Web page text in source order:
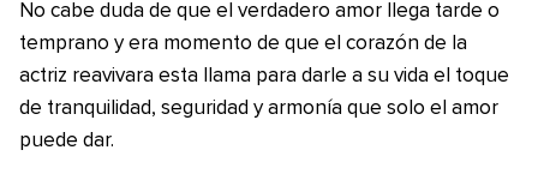
No cabe duda de que el verdadero amor llega tarde o
temprano y era momento de que el corazón de la
actriz reavivara esta llama para darle a su vida el toque
de tranquilidad, seguridad y armonía que solo el amor
puede dar.